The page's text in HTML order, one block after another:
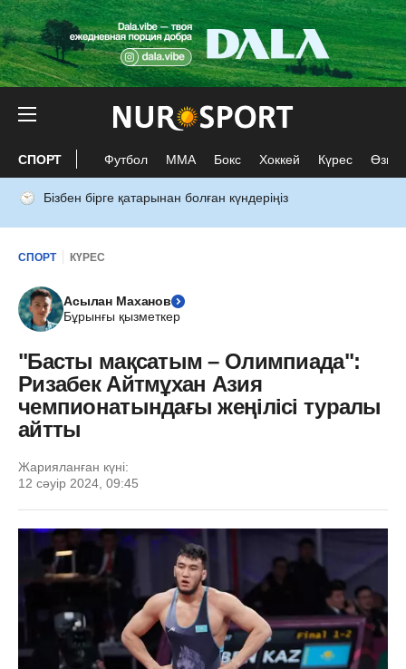
СПОРТ Футбол ММА Бокс Хоккей Күрес Өзге
Бізбен бірге қатарынан болған күндеріңіз
СПОРТ КҮРЕС
Асылан Маханов
Бұрынғы қызметкер
"Басты мақсатым – Олимпиада":
Ризабек Айтмұхан Азия
чемпионатындағы жеңілісі туралы
айтты
Жарияланған күні:
12 сәуір 2024, 09:45